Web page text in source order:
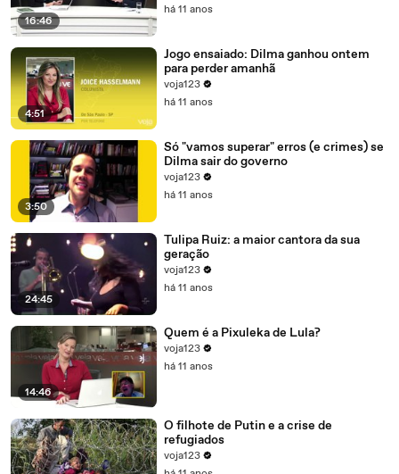
16:46
há 11 anos
4:51
Jogo ensaiado: Dilma ganhou ontem
para perder amanhã
voja123
há 11 anos
3:50
Só "vamos superar" erros (e crimes) se
Dilma sair do governo
voja123
há 11 anos
24:45
Tulipa Ruiz: a maior cantora da sua
geração
voja123
há 11 anos
14:46
Quem é a Pixuleka de Lula?
voja123
há 11 anos
O filhote de Putin e a crise de
refugiados
voja123